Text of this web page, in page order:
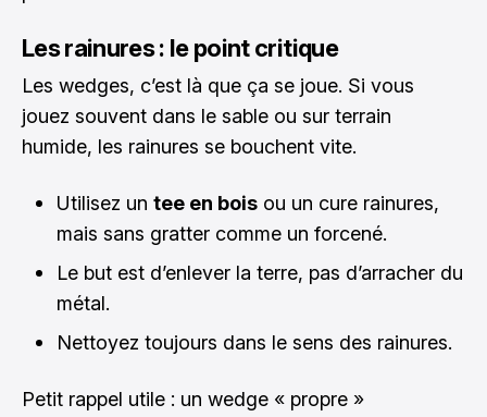
Les rainures : le point critique
Les wedges, c’est là que ça se joue. Si vous
jouez souvent dans le sable ou sur terrain
humide, les rainures se bouchent vite.
Utilisez un tee en bois ou un cure rainures,
mais sans gratter comme un forcené.
Le but est d’enlever la terre, pas d’arracher du
métal.
Nettoyez toujours dans le sens des rainures.
Petit rappel utile : un wedge « propre »